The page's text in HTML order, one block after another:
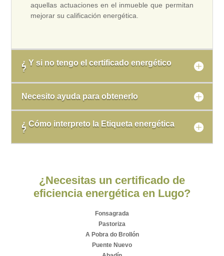
aquellas actuaciones en el inmueble que permitan
mejorar su calificación energética.
¿ Y si no tengo el certificado energético
?
Necesito ayuda para obtenerlo
¿ Cómo interpreto la Etiqueta energética
?
¿Necesitas un certificado de
eficiencia energética en Lugo?
Fonsagrada
Pastoriza
A Pobra do Brollón
Puente Nuevo